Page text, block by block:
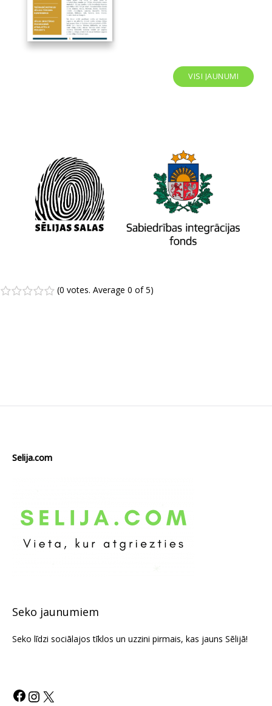
VISI JAUNUMI
(0 votes. Average 0 of 5)
Selija.com
Seko jaunumiem
Seko līdzi sociālajos tīklos un uzzini pirmais, kas jauns Sēlijā!